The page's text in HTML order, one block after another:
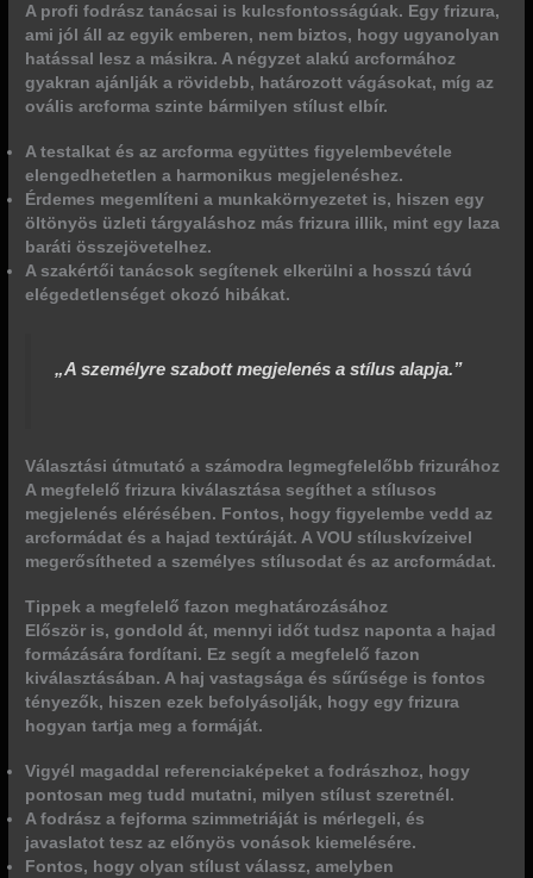
A profi fodrász tanácsai is kulcsfontosságúak. Egy frizura,
ami jól áll az egyik emberen, nem biztos, hogy ugyanolyan
hatással lesz a másikra. A négyzet alakú arcformához
gyakran ajánlják a rövidebb, határozott vágásokat, míg az
ovális arcforma szinte bármilyen stílust elbír.
A testalkat és az arcforma együttes figyelembevétele
elengedhetetlen a harmonikus megjelenéshez.
Érdemes megemlíteni a munkakörnyezetet is, hiszen egy
öltönyös üzleti tárgyaláshoz más frizura illik, mint egy laza
baráti összejövetelhez.
A szakértői tanácsok segítenek elkerülni a hosszú távú
elégedetlenséget okozó hibákat.
„A személyre szabott megjelenés a stílus alapja.”
Választási útmutató a számodra legmegfelelőbb frizurához
A megfelelő frizura kiválasztása segíthet a stílusos
megjelenés elérésében. Fontos, hogy figyelembe vedd az
arcformádat és a hajad textúráját. A VOU stíluskvízeivel
megerősítheted a személyes stílusodat és az arcformádat.
Tippek a megfelelő fazon meghatározásához
Először is, gondold át, mennyi időt tudsz naponta a hajad
formázására fordítani. Ez segít a megfelelő fazon
kiválasztásában. A haj vastagsága és sűrűsége is fontos
tényezők, hiszen ezek befolyásolják, hogy egy frizura
hogyan tartja meg a formáját.
Vigyél magaddal referenciaképeket a fodrászhoz, hogy
pontosan meg tudd mutatni, milyen stílust szeretnél.
A fodrász a fejforma szimmetriáját is mérlegeli, és
javaslatot tesz az előnyös vonások kiemelésére.
Fontos, hogy olyan stílust válassz, amelyben